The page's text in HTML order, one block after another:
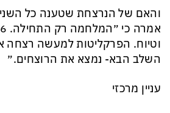
והאם של הנרצחת שטענה כל
וטיוח. הפרקליטות למעשה רצחה
השלב הבא- נמצא את הרוצחים.״
עניין מרכזי